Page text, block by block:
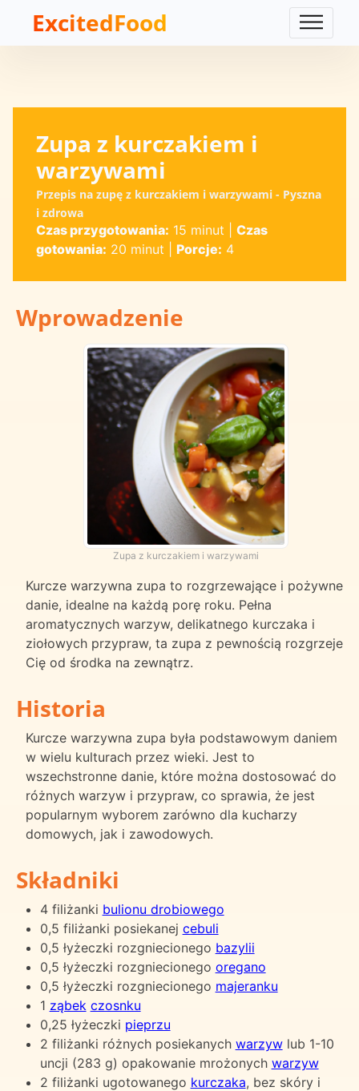
ExcitedFood
Zupa z kurczakiem i
warzywami
Przepis na zupę z kurczakiem i warzywami - Pyszna
i zdrowa
Czas przygotowania: 15 minut
Czas
gotowania: 20 minut Porcje: 4
Wprowadzenie
Zupa z kurczakiem i warzywami
Kurcze warzywna zupa to rozgrzewające i pożywne
danie, idealne na każdą porę roku. Pełna
aromatycznych warzyw, delikatnego kurczaka i
ziołowych przypraw, ta zupa z pewnością rozgrzeje
Cię od środka na zewnątrz.
Historia
Kurcze warzywna zupa była podstawowym daniem
w wielu kulturach przez wieki. Jest to
wszechstronne danie, które można dostosować do
różnych warzyw i przypraw, co sprawia, że jest
popularnym wyborem zarówno dla kucharzy
domowych, jak i zawodowych.
Składniki
4 filiżanki bulionu drobiowego
0,5 filiżanki posiekanej cebuli
0,5 łyżeczki rozgniecionego bazylii
0,5 łyżeczki rozgniecionego oregano
0,5 łyżeczki rozgniecionego majeranku
1 ząbek czosnku
0,25 łyżeczki pieprzu
2 filiżanki różnych posiekanych warzywlub 1-10
uncji (283 g) opakowanie mrożonych warzyw
2 filiżanki ugotowanego kurczaka, bez skóry i